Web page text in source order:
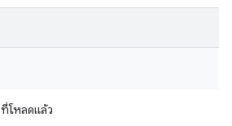
ที่โหลดแล้ว